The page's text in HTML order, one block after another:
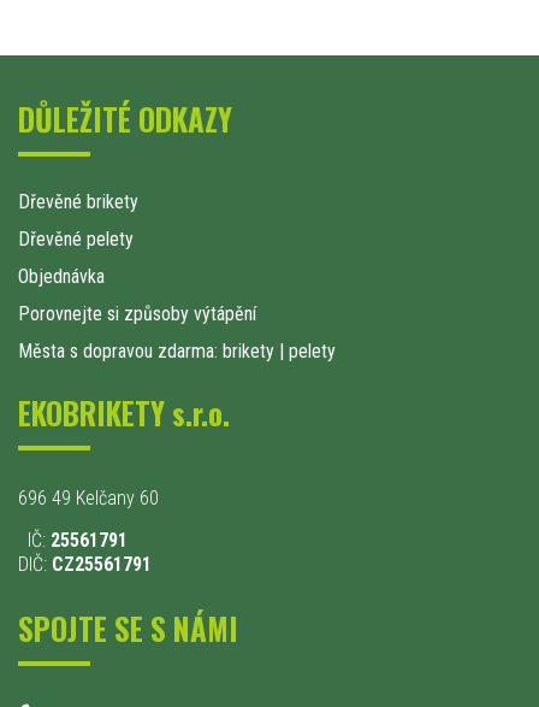
DŮLEŽITÉ ODKAZY
Dřevěné brikety
Dřevěné pelety
Objednávka
Porovnejte si způsoby výtápění
Města s dopravou zdarma: brikety | pelety
EKOBRIKETY s.r.o.
696 49 Kelčany 60
IČ: 25561791
DIČ: CZ25561791
SPOJTE SE S NÁMI